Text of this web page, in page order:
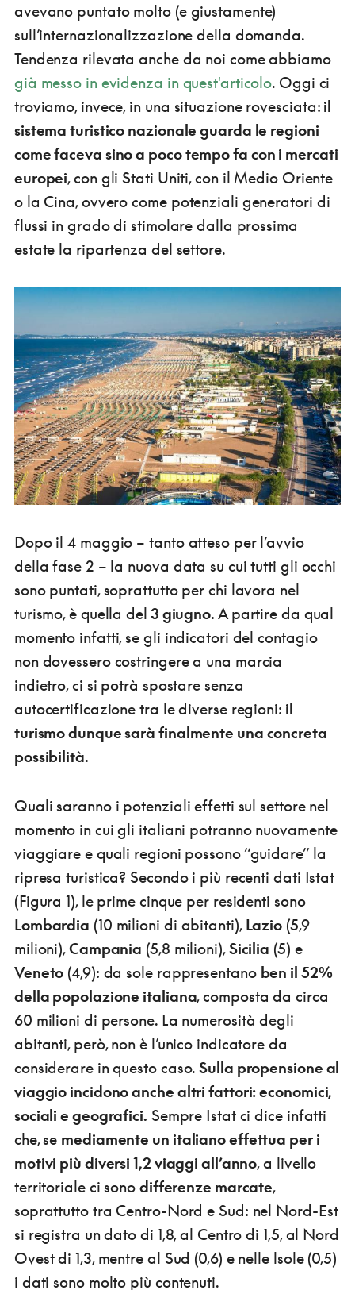
avevano puntato molto (e giustamente)
sull’internazionalizzazione della domanda.
Tendenza rilevata anche da noi come abbiamo
già messo in evidenza in quest'articolo. Oggi ci
troviamo, invece, in una situazione rovesciata: il
sistema turistico nazionale guarda le regioni
come faceva sino a poco tempo fa con i mercati
europei, con gli Stati Uniti, con il Medio Oriente
o la Cina, ovvero come potenziali generatori di
flussi in grado di stimolare dalla prossima
estate la ripartenza del settore.
Dopo il 4 maggio – tanto atteso per l’avvio
della fase 2 – la nuova data su cui tutti gli occhi
sono puntati, soprattutto per chi lavora nel
turismo, è quella del 3 giugno. A partire da qual
momento infatti, se gli indicatori del contagio
non dovessero costringere a una marcia
indietro, ci si potrà spostare senza
autocertificazione tra le diverse regioni: il
turismo dunque sarà finalmente una concreta
possibilità.
Quali saranno i potenziali effetti sul settore nel
momento in cui gli italiani potranno nuovamente
viaggiare e quali regioni possono “guidare” la
ripresa turistica? Secondo i più recenti dati Istat
(Figura 1), le prime cinque per residenti sono
Lombardia (10 milioni di abitanti), Lazio (5,9
milioni),Campania (5,8 milioni),Sicilia (5) e
Veneto (4,9): da sole rappresentano ben il 52%
della popolazione italiana, composta da circa
60 milioni di persone. La numerosità degli
abitanti, però, non è l’unico indicatore da
considerare in questo caso.Sulla propensione al
viaggio incidono anche altri fattori: economici,
sociali e geografici. Sempre Istat ci dice infatti
che, se mediamente un italiano effettua per i
motivi più diversi 1,2 viaggi all’anno, a livello
territoriale ci sono differenze marcate,
soprattutto tra Centro-Nord e Sud: nel Nord-Est
si registra un dato di 1,8, al Centro di 1,5, al Nord
Ovest di 1,3, mentre al Sud (0,6) e nelle lsole (0,5)
i dati sono molto più contenuti.